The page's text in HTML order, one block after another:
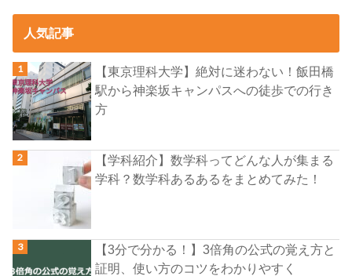
人気記事
【東京理科大学】絶対に迷わない！飯田橋
駅から神楽坂キャンパスへの徒歩での行き
方
【学科紹介】数学科ってどんな人が集まる
学科？数学科あるあるをまとめてみた！
【3分で分かる！】3倍角の公式の覚え方と
証明、使い方のコツをわかりやすく